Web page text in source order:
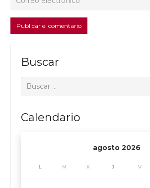
Publicar el comentario
Buscar
Buscar:
Calendario
agosto 2026
L M X J V